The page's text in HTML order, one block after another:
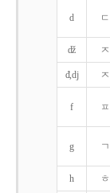
d ㄷ
dž ㅈ
đ,dj ㅈ
f ㅍ
g ㄱ
h ㅎ